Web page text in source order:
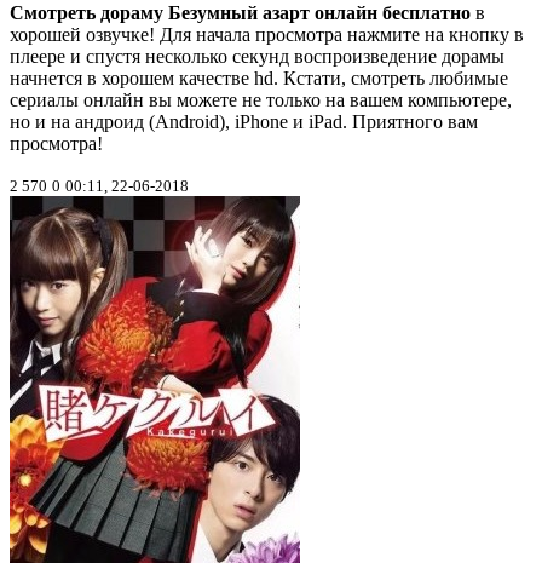
Смотреть дораму Безумный азарт онлайн бесплатно в
хорошей озвучке! Для начала просмотра нажмите на кнопку в
плеере и спустя несколько секунд воспроизведение дорамы
начнется в хорошем качестве hd. Кстати, смотреть любимые
сериалы онлайн вы можете не только на вашем компьютере,
но и на андроид (Android), iPhone и iPad. Приятного вам
просмотра!
2 570 0 00:11, 22-06-2018